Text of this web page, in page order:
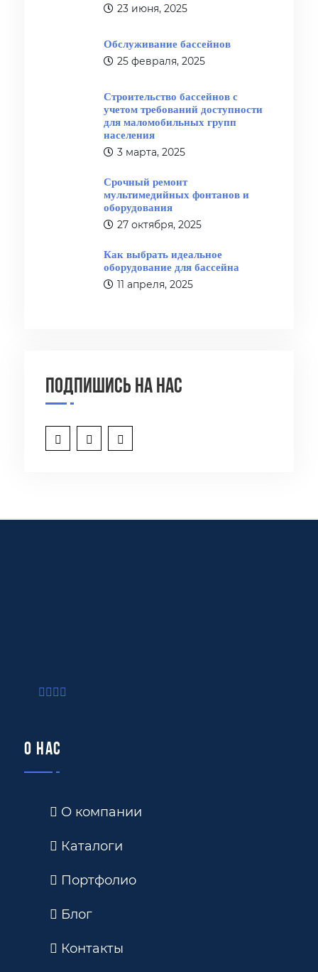
23 июня, 2025
Обслуживание бассейнов
25 февраля, 2025
Строительство бассейнов с
учетом требований доступности
для маломобильных групп
населения
3 марта, 2025
Срочный ремонт
мультимедийных фонтанов и
оборудования
27 октября, 2025
Как выбрать идеальное
оборудование для бассейна
11 апреля, 2025
Подпишись на нас
О нас
О компании
Каталоги
Портфолио
Блог
Контакты